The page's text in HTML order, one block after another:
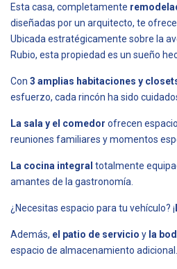
Esta casa, completamente
diseñadas por un arquitecto, te
Ubicada estratégicamente sobre la
Rubio, esta propiedad es un sueño
Con 3 amplias habitaciones y
esfuerzo, cada rincón ha sido
La sala y el comedor ofrecen
reuniones familiares y momentos
La cocina integral totalmente
amantes de la gastronomía.
¿Necesitas espacio para tu vehículo? ¡
Además, el patio de servicio y la
espacio de almacenamiento adicional.